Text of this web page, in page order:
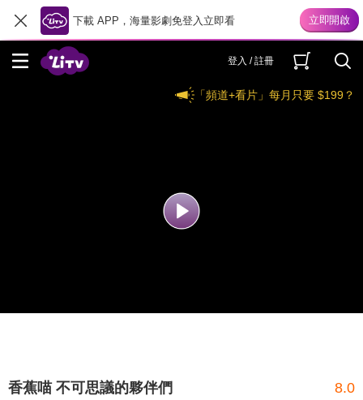
下載 APP，海量影劇免登入立即看
登入 / 註冊
「頻道+看片」每月只要 $199？
香蕉喵 不可思議的夥伴們 8.0